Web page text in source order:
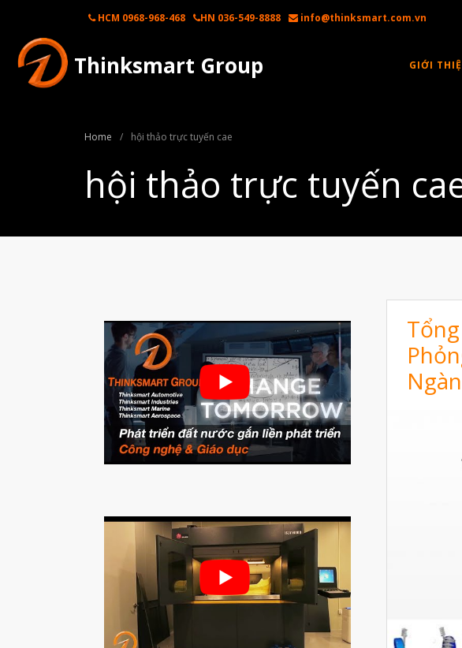
HCM 0968-968-468 HN 036-549-8888 info@thinksmart.com.vn
Thinksmart Group GIỚI
Home / hội thảo trực tuyến cae
hội thảo trực tuyến